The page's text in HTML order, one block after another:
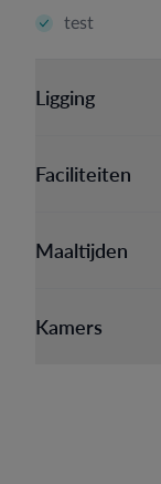
test
Ligging
Faciliteiten
Maaltijden
Kamers